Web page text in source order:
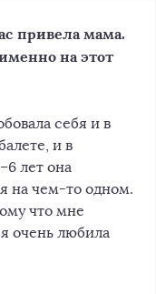
привела мама.
на этот
себя и в
и в
лет она
на чем-то одном.
что мне
очень любила